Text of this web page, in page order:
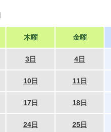
木曜 金曜
3日 4日
10日 11日
17日 18日
24日 25日